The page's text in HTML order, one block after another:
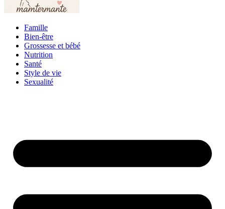
Famille
Bien-être
Grossesse et bébé
Nutrition
Santé
Style de vie
Sexualité